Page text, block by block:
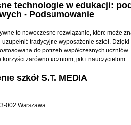
technologie w edukacji:
- Podsumowanie
to nowoczesne rozwiązanie, które może
tradycyjne wyposażenie szkół.
do potrzeb współczesnych
korzyści zarówno uczniom, jak i nauczycielom.
szkół S.T. MEDIA
002 Warszawa